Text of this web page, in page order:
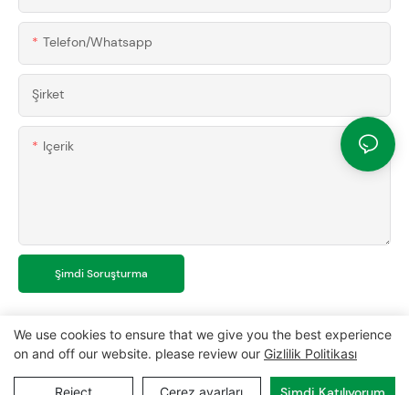
Telefon/whatsapp
Şirket
Içerik
Şimdi Soruşturma
Telif Hakkı © 2024 MCL-www.mclpanel.com|site haritası|
We use cookies to ensure that we give you the best experience
on and off our website. please review our Gizlilik Politikası
Reject Çerez ayarları